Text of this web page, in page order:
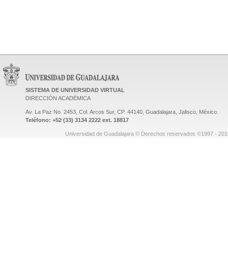
SISTEMA DE UNIVERSIDAD VIRTUAL
DIRECCIÓN ACADÉMICA
Av. La Paz No. 2453, Col. Arcos Sur, CP. 44140, Guadalajara, Jalisco, México.
Teléfono: +52 (33) 3134 2222 ext. 18817
Universidad de Guadalajara © Derechos reservados ©1997 -